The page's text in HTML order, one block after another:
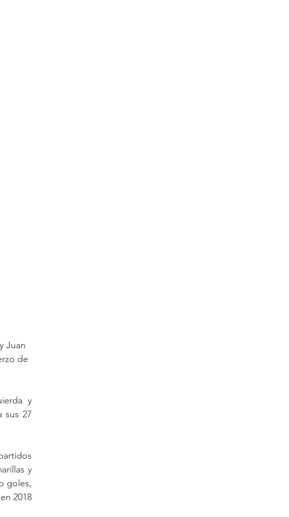
Juan
de
y
sus 27
y
goles,
2018